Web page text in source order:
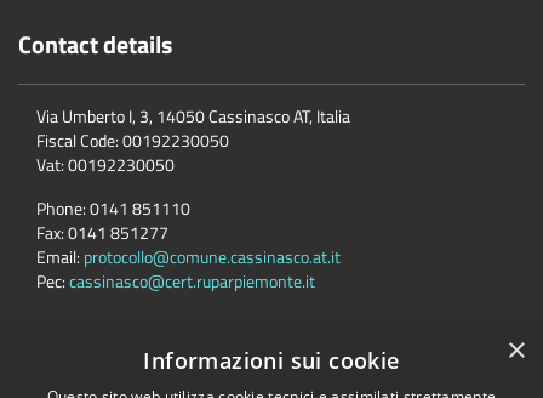
Contact details
Via Umberto I, 3, 14050 Cassinasco AT, Italia
Fiscal Code:00192230050
Vat:00192230050
Phone:0141 851110
Fax:0141 851277
Email: protocollo@comune.cassinasco.at.it
Pec:cassinasco@cert.ruparpiemonte.it
×
Informazioni sui cookie